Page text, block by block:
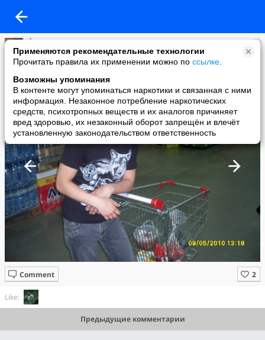
Применяются рекомендательные технологии
Прочитать правила их применении можно по ссылке
Возможны упоминания
В контенте могут упоминаться наркотики и связанная с ними
информация. Незаконное потребление наркотических
средств, психотропных веществ и их аналогов причиняет
вред здоровью, их незаконный оборот запрещён и влечёт
установленную законодательством ответственность
КаТяRа
added a photo
22 May в 12:53
Comment
Like:
Предыдущие комментарии